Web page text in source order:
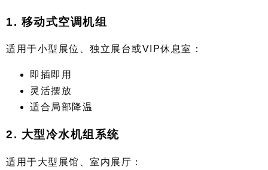
1. 移动式空调机组
适用于小型展位、独立展台或VIP休息室：
即插即用
灵活摆放
适合局部降温
2. 大型冷水机组系统
适用于大型展馆、室内展厅：